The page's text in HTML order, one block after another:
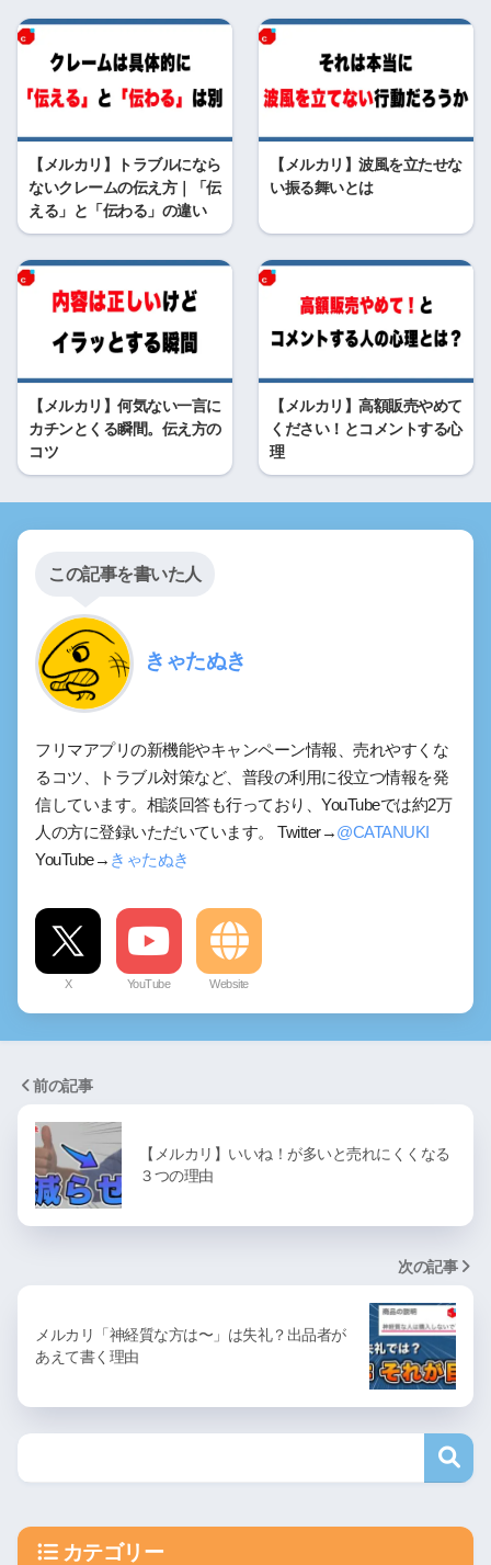
【メルカリ】トラブルになら
ないクレームの伝え方｜「伝
える」と「伝わる」の違い
【メルカリ】波風を立たせな
い振る舞いとは
【メルカリ】何気ない一言に
カチンとくる瞬間。伝え方の
コツ
【メルカリ】高額販売やめて
ください！とコメントする心
理
この記事を書いた人
きゃたぬき
フリマアプリの新機能やキャンペーン情報、売れやすくな
るコツ、トラブル対策など、普段の利用に役立つ情報を発
信しています。相談回答も行っており、YouTubeでは約2万
人の方に登録いただいています。 Twitter→@CATANUKI
YouTube→ きゃたぬき
X YouTube Website
前の記事
【メルカリ】いいね！が多いと売れにくくなる
３つの理由
次の記事
メルカリ「神経質な方は〜」は失礼？出品者が
あえて書く理由
カテゴリー